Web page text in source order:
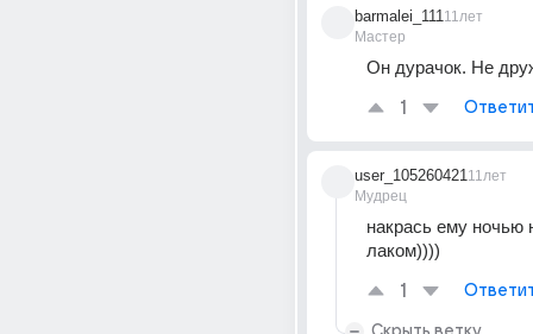
barmalei_111
Мастер
11лет
Он дурачок. Не
1
user_105260421
Мудрец
11лет
накрась ему ночью
лаком))))
1